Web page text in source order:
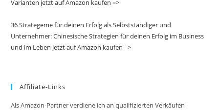
Varianten jetzt auf Amazon kaufen =>
36 Strategeme für deinen Erfolg als Selbstständiger und
Unternehmer: Chinesische Strategien für deinen Erfolg im Business
und im Leben jetzt auf Amazon kaufen =>
Affiliate-Links
Als Amazon-Partner verdiene ich an qualifizierten Verkäufen